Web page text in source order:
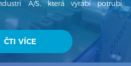
A/S, která vyrábí potrubí,
a další produkty z oblasti
CZ s.r.o. má několikaletou
v roce 1996 firma dynamicky
– Kanada, Japonsko, Německo,
ČTI VÍCE